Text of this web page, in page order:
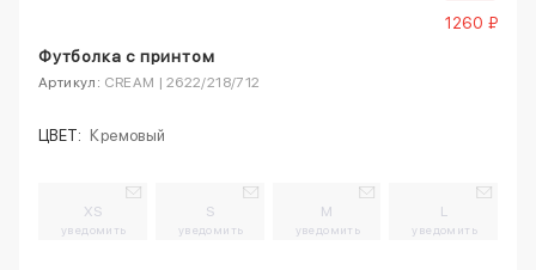
1260 ₽
Футболка с принтом
Артикул: CREAM | 2622/218/712
ЦВЕТ: Кремовый
XS
уведомить
S
уведомить
M
уведомить
L
уведомить